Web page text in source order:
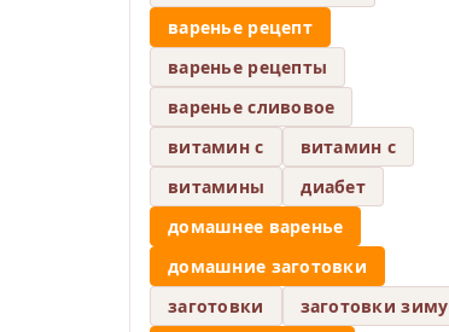
варенье рецепт
варенье рецепты
варенье сливовое
витамин c
витамин с
витамины
диабет
домашнее варенье
домашние заготовки
заготовки
заготовки зиму